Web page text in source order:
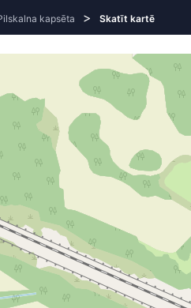
kapsēta > Skatīt kartē